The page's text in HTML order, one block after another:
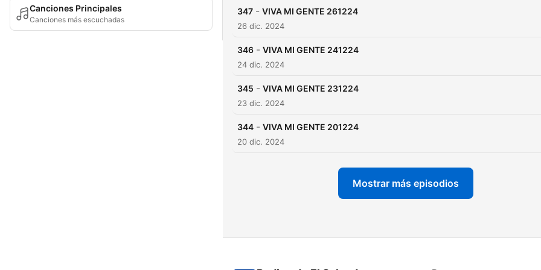
Canciones Principales
Canciones más escuchadas
52 o envía un whatsapp al
347 - VIVA MI GENTE 261224
26 dic. 2024
346 - VIVA MI GENTE 241224
24 dic. 2024
345 - VIVA MI GENTE 231224
23 dic. 2024
344 - VIVA MI GENTE 201224
20 dic. 2024
Mostrar más episodios